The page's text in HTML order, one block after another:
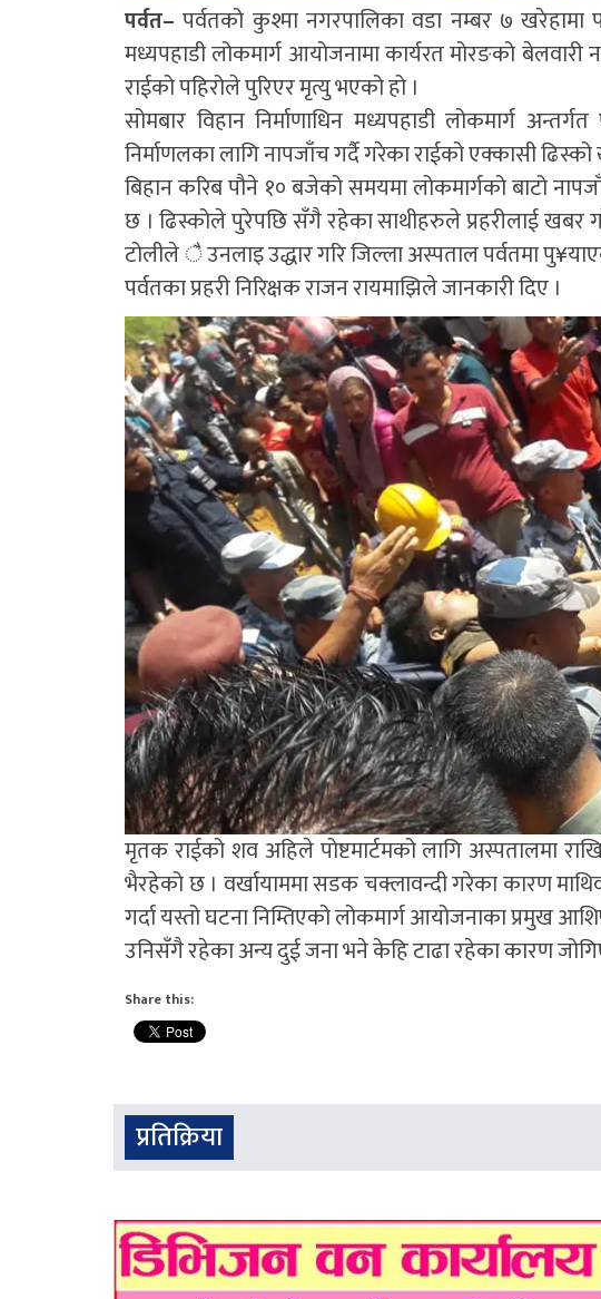
पर्वत– पर्वतको कुश्मा नगरपालिका वडा नम्बर ७
मध्यपहाडी लोकमार्ग आयोजनामा कार्यरत मोरङको
राईको पहिरोले पुरिएर मृत्यु भएको हो ।
सोमबार विहान निर्माणाधिन मध्यपहाडी लोकमार्ग
निर्माणलका लागि नापजाँच गर्दै गरेका राईको एक्कासी
बिहान करिब पौने १० बजेको समयमा लोकमार्गको बाटो
छ । ढिस्कोले पुरेपछि सँगै रहेका साथीहरुले प्रहरीलाई खबर
टोलीले ै उनलाइ उद्धार गरि जिल्ला अस्पताल पर्वतमा
पर्वतका प्रहरी निरिक्षक राजन रायमाझिले जानकारी दिए ।
मृतक राईको शव अहिले पोष्टमार्टमको लागि अस्पतालमा
भैरहेको छ । वर्खायाममा सडक चक्लावन्दी गरेका कारण
गर्दा यस्तो घटना निम्तिएको लोकमार्ग आयोजनाका प्रमुख
उनिसँगै रहेका अन्य दुई जना भने केहि टाढा रहेका कारण
Share this:
प्रतिक्रिया